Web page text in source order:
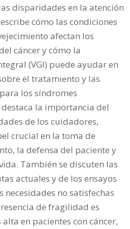
disparidades en la atención
cómo las condiciones
afectan los
cáncer y cómo la
(VGI) puede ayudar en
el tratamiento y las
los síndromes
la importancia del
de los cuidadores,
crucial en la toma de
la defensa del paciente y
También se discuten las
actuales y de los ensayos
necesidades no satisfechas
de fragilidad es
en pacientes con cáncer,